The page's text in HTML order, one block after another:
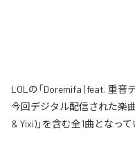
LOLの「Doremifa (feat. 重音
今回デジタル配信された楽
& Yixi)」を含む全1曲となって